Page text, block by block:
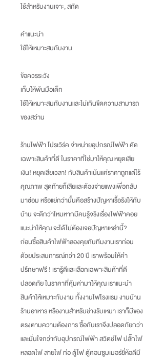
ใช้สำหรับงานเจาะ, สกัด
คำแนะนำ
ใช้ให้เหมาะสมกับงาน
ข้อควรระวัง
เก็บให้พ้นมือเด็ก
ใช้ให้เหมาะสมกับงานและไม่เกินขีดความสามารถ
ของสว่าน
ร้านไฟฟ้า โปรเวิร์ค จำหน่ายอุปกรณ์ไฟฟ้า คัด
เฉพาะสินค้าที่ดี ในราคาที่ใช่มาให้คุณ หยุดเสีย
เงิน!หยุดเสียเวลา!กับสินค้าเน้นแค่ราคาถูกแต่ไร้
คุณภาพ สุดท้ายก็เสียและต้องจ่ายแพงเพื่อกลับ
มาซ่อม หรือแย่กว่านั้นคือสร้างปัญหาเรื้อรังให้กับ
บ้าน จะดีกว่าไหมหากมีคนรู้จริงเรื่องไฟฟ้าคอย
แนะนำให้คุณ จะได้ไม่ต้องเจอปัญหาเหล่านี้?
ก่อนซื้อสินค้าไฟฟ้าลองคุยกับทีมงานเราก่อน
ด้วยประสบการณ์กว่า20ปี เราพร้อมให้คำ
ปรึกษาฟรี! เรารู้ดีและเลือกเฉพาะสินค้าที่ดี
ปลอดภัย ในราคาที่คุ้มค่ามาให้คุณ เราแนะนำ
สินค้าให้เหมาะกับงาน ทั้งงานไฟโรงแรม งานบ้าน
ร้านอาหาร หรืองานสำหรับช่างรับเหมา เราก็มีของ
ตรงตามความต้องการ ซื้อกับเราจึงปลอดภัยกว่า
และมั่นใจกว่ากับอุปกรณ์ไฟฟ้า สวิตช์ไฟ ปลั๊กไฟ
หลอดไฟ สายไฟ ท่อ ตู้ไฟ ตู้คอนซูมเมอร์ยี่ห้อดีมี